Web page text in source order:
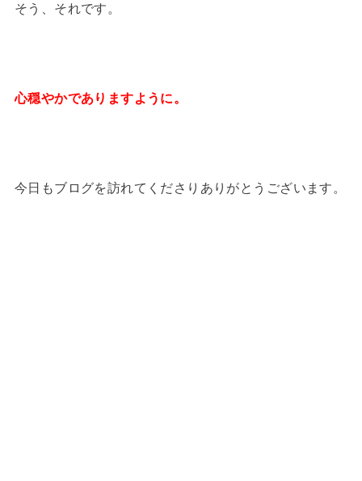
そう、それです。
心穏やかでありますように。
今日もブログを訪れてくださりありがとうございます。